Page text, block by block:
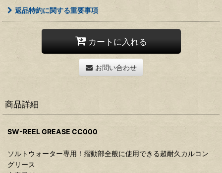
返品特約に関する重要事項
カートに入れる
お問い合わせ
商品詳細
SW-REEL GREASE CC000
ソルトウォーター専用！摺動部全般に使用できる超耐久カルコン
グリース